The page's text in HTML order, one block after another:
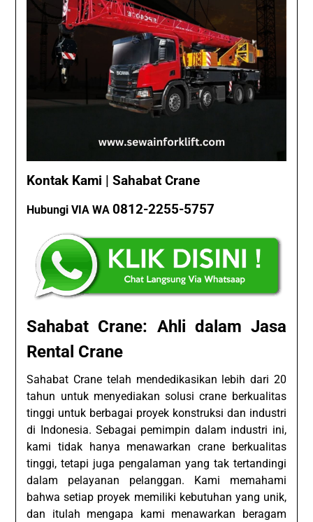
Kontak Kami | Sahabat Crane
Hubungi VIA WA0812-2255-5757
Sahabat Crane: Ahli dalam Jasa
Rental Crane
Sahabat Crane telah mendedikasikan lebih dari 20
tahun untuk menyediakan solusi crane berkualitas
tinggi untuk berbagai proyek konstruksi dan industri
di Indonesia. Sebagai pemimpin dalam industri ini,
kami tidak hanya menawarkan crane berkualitas
tinggi, tetapi juga pengalaman yang tak tertandingi
dalam pelayanan pelanggan. Kami memahami
bahwa setiap proyek memiliki kebutuhan yang unik,
dan itulah mengapa kami menawarkan beragam